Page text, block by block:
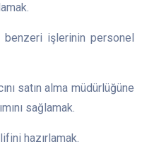
işlerinin personel
satın alma müdürlüğüne
sağlamak.
hazırlamak.